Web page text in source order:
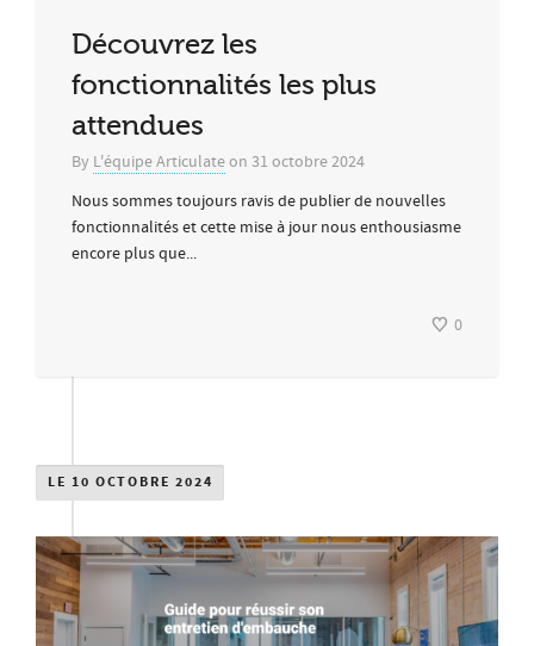
Découvrez les
fonctionnalités les plus
attendues
By L'équipe Articulateon 31 octobre 2024
Nous sommes toujours ravis de publier de nouvelles
fonctionnalités et cette mise à jour nous enthousiasme
encore plus que...
0
LE 10 OCTOBRE 2024